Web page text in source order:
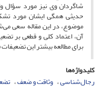
شاگردان وی نیز مورد سؤال
حدیثی همگی ایشان مورد
موضوع، در این مقاله سعی
آن، اعتماد کلی و قطعی بر
برای مطالعه بیشتر این
کلیدواژه‌ها
رجال‌شناسی وثاقت و ضعف